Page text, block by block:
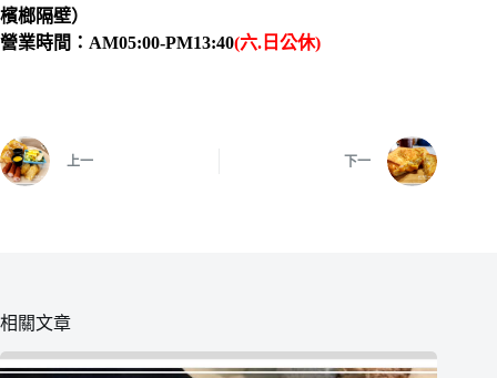
檳榔隔壁）
營業時間：AM05:00-PM13:40(六.日公休)
上一 下一
相關文章